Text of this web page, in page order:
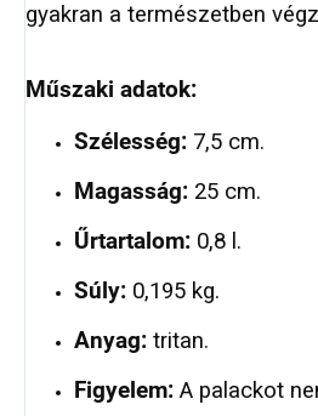
gyakran a természetben
Műszaki adatok:
Szélesség: 7,5 cm.
Magasság: 25 cm.
Űrtartalom: 0,8 l.
Súly: 0,195 kg.
Anyag: tritan.
Figyelem: A palackot